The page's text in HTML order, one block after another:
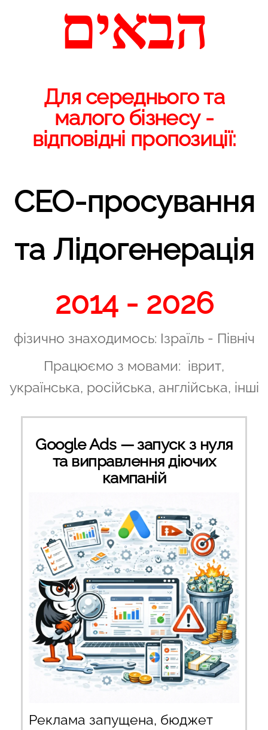
הבאים
Для середнього та
малого бізнесу -
відповідні пропозиції:
СЕО-просування
та Лідогенерація
2014 - 2026
фізично знаходимось: Ізраїль - Північ
Працюємо з мовами: іврит,
українська, російська, англійська, інші
Google Ads — запуск з нуля
та виправлення діючих
кампаній
Реклама запущена, бюджет